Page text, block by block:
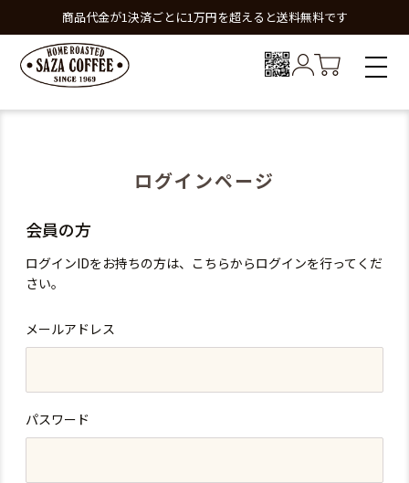
商品代金が1決済ごとに1万円を超えると送料無料です
ログインページ
会員の方
ログインIDをお持ちの方は、こちらからログインを行ってくだ
さい。
メールアドレス
パスワード